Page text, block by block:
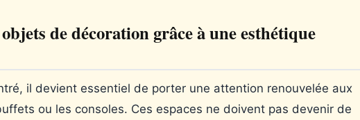
de décoration grâce à une esthétique
il devient essentiel de porter une attention renouvelée aux
ou les consoles. Ces espaces ne doivent pas devenir de